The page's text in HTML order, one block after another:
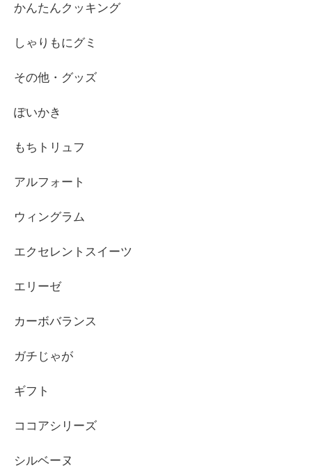
かんたんクッキング
しゃりもにグミ
その他・グッズ
ぽいかき
もちトリュフ
アルフォート
ウィングラム
エクセレントスイーツ
エリーゼ
カーボバランス
ガチじゃが
ギフト
ココアシリーズ
シルベーヌ